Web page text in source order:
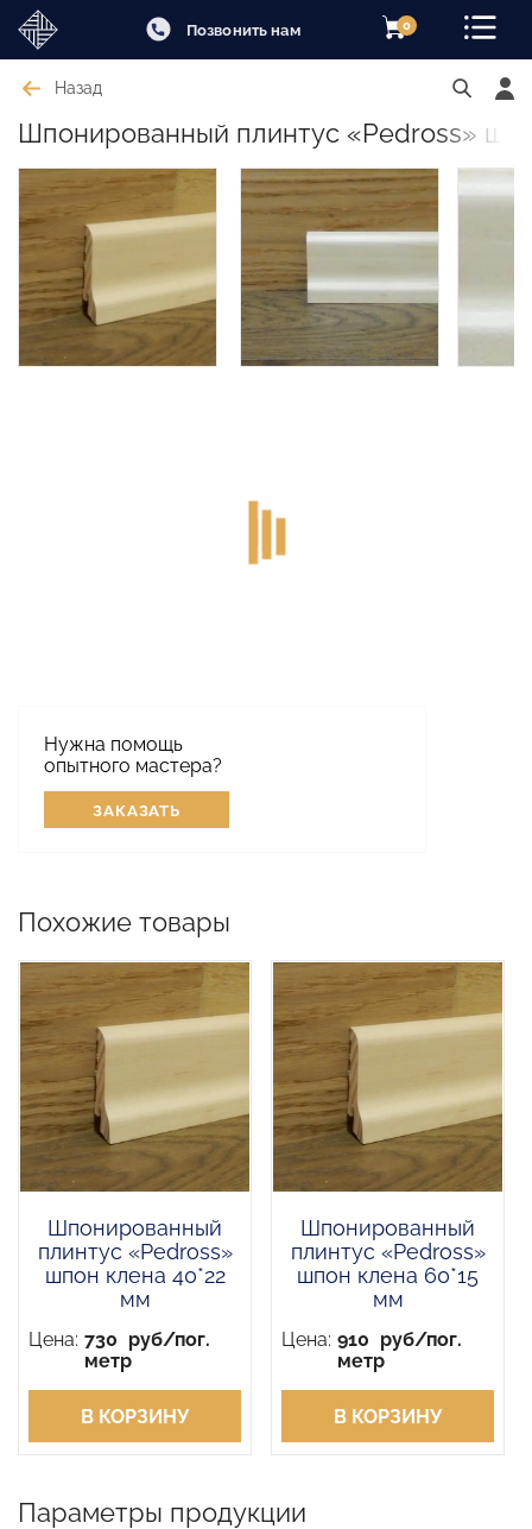
Позвонить нам 0
Назад
Шпонированный плинтус «Pedross»
Нужна помощь
опытного мастера?
ЗАКАЗАТЬ
Похожие товары
Шпонированный
плинтус «Pedross»
шпон клена 40*22
мм
Цена: 730 руб/пог.
метр
В КОРЗИНУ
Шпонированный
плинтус «Pedross»
шпон клена 60*15
мм
Цена: 910 руб/пог.
метр
В КОРЗИНУ
Параметры продукции